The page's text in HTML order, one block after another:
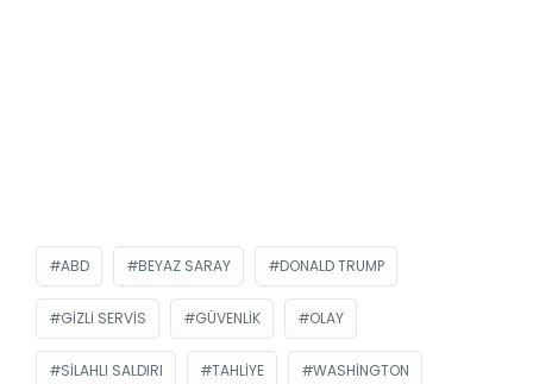
ABD BEYAZ SARAY DONALD TRUMP
GIZLI SERVIS GÜVENLIK OLAY
SILAHLI SALDIRI TAHLIYE WASHINGTON